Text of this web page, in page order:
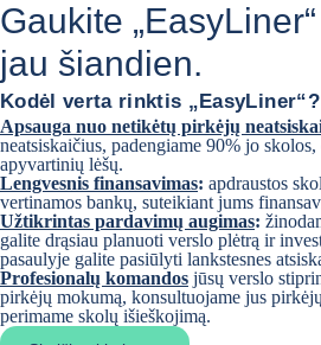
Gaukite
jau šiandien.
Kodėl verta rinktis „EasyLiner“?
Apsauga nuo netikėtų pirkėjų
neatsiskaičius, padengiame 90% jo
apyvartinių lėšų.
Lengvesnis finansavimas: apdraustos
vertinamos bankų, suteikiant jums
Užtikrintas pardavimų augimas:
galite drąsiau planuoti verslo plėtrą ir
pasaulyje galite pasiūlyti lankstesnes
Profesionalų komandos jūsų verslo
pirkėjų mokumą, konsultuojame jus
perimame skolų išieškojimą.